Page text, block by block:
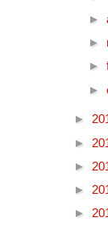
►
►
►
►
►
►
►
►
►